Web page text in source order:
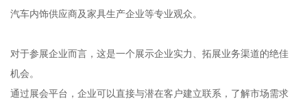
汽车内饰供应商及家具生产企业等专业观众。
对于参展企业而言，这是一个展示企业实力、拓展业务渠道的绝佳
机会。
通过展会平台，企业可以直接与潜在客户建立联系，了解市场需求